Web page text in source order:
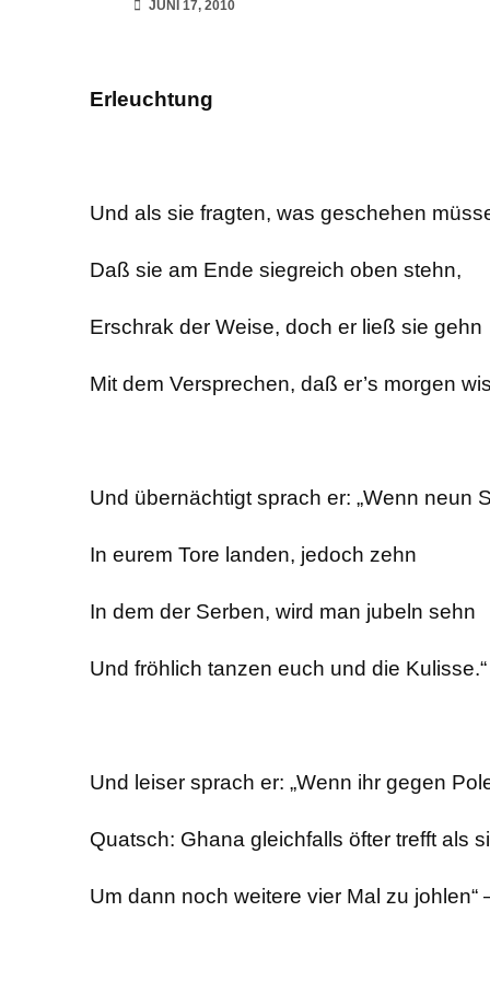
JUNI 17, 2010
Erleuchtung
Und als sie fragten, was geschehen
Daß sie am Ende siegreich oben stehn,
Erschrak der Weise, doch er ließ sie gehn
Mit dem Versprechen, daß er’s morgen
Und übernächtigt sprach er: „Wenn neun
In eurem Tore landen, jedoch zehn
In dem der Serben, wird man jubeln sehn
Und fröhlich tanzen euch und die Kulisse.“
Und leiser sprach er: „Wenn ihr gegen
Quatsch: Ghana gleichfalls öfter trefft als
Um dann noch weitere vier Mal zu johlen“